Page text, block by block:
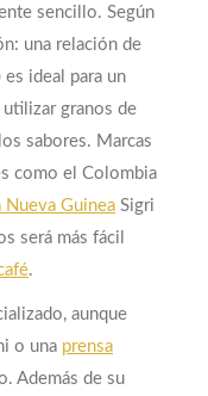
sencillo. Según
una relación de
ideal para un
granos de
sabores. Marcas
como el Colombia
Nueva Guinea Sigri
será más fácil
.
aunque
o una prensa
Además de su